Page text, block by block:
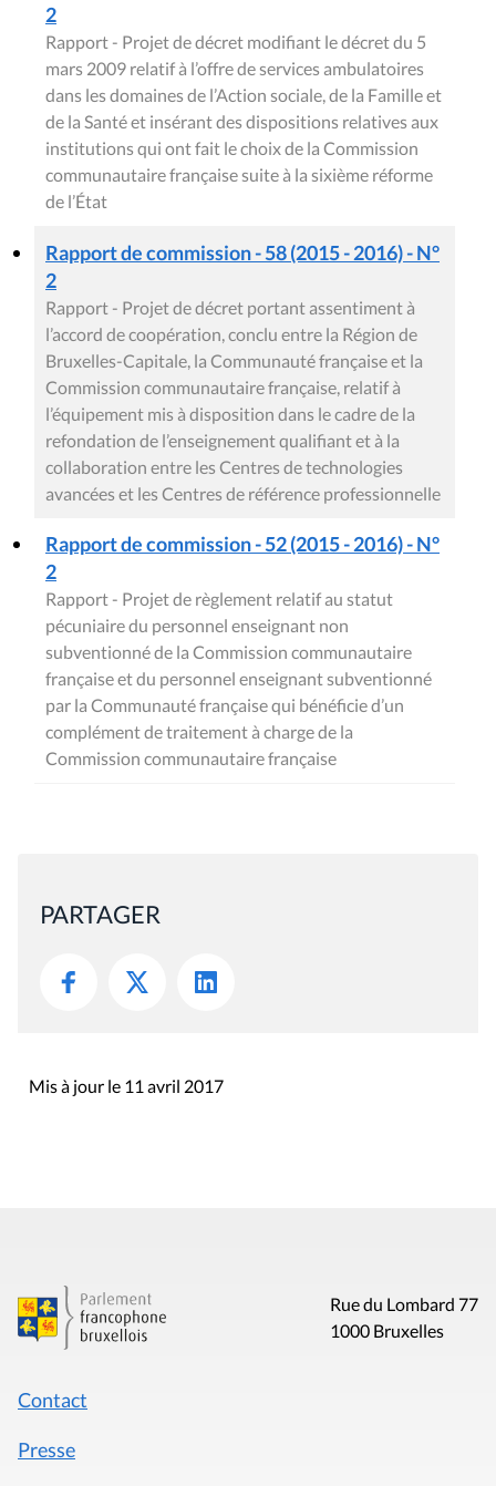
2
Rapport - Projet de décret modifiant le décret du 5
mars 2009 relatif à l’offre de services ambulatoires
dans les domaines de l’Action sociale, de la Famille et
de la Santé et insérant des dispositions relatives aux
institutions qui ont fait le choix de la Commission
communautaire française suite à la sixième réforme
de l’État
Rapport de commission - 58 (2015 - 2016) - N°
2
Rapport - Projet de décret portant assentiment à
l’accord de coopération, conclu entre la Région de
Bruxelles-Capitale, la Communauté française et la
Commission communautaire française, relatif à
l’équipement mis à disposition dans le cadre de la
refondation de l’enseignement qualifiant et à la
collaboration entre les Centres de technologies
avancées et les Centres de référence professionnelle
Rapport de commission - 52 (2015 - 2016) - N°
2
Rapport - Projet de règlement relatif au statut
pécuniaire du personnel enseignant non
subventionné de la Commission communautaire
française et du personnel enseignant subventionné
par la Communauté française qui bénéficie d’un
complément de traitement à charge de la
Commission communautaire française
PARTAGER
Mis à jour le 11 avril 2017
Rue du Lombard 77
1000 Bruxelles
Contact
Presse